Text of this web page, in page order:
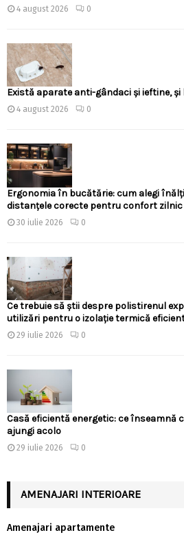
4 august 2026 0
Există aparate anti-gândaci și ieftine, și
4 august 2026 0
Ergonomia în bucătărie: cum alegi
distanțele corecte pentru confort zilnic
30 iulie 2026 0
Ce trebuie să știi despre polistirenul
utilizări pentru o izolație termică
29 iulie 2026 0
Casă eficientă energetic: ce înseamnă
ajungi acolo
29 iulie 2026 0
AMENAJARI INTERIOARE
Amenajari apartamente